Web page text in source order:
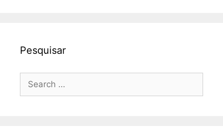
Pesquisar
for: